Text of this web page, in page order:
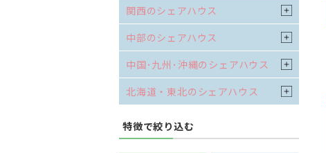
関西のシェアハウス
中部のシェアハウス
中国･九州･沖縄のシェアハウス
北海道・東北のシェアハウス
特徴で絞り込む